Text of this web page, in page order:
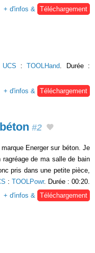
+ d'infos & Téléchargement
UCS :TOOLHand. Durée :
+ d'infos & Téléchargement
#2
Energer sur béton. Je
de ma salle de bain
pris dans une petite pièce,
: TOOLPowr. Durée : 00:20.
+ d'infos &
Téléchargement